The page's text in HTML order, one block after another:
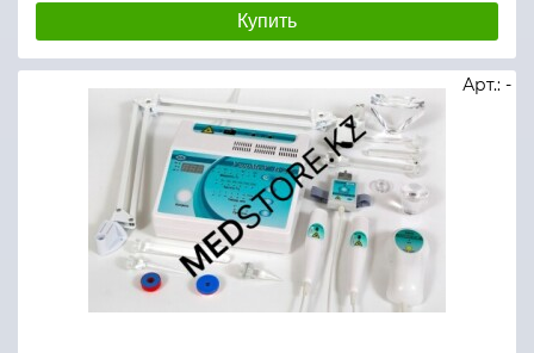
Купить
Арт.: -